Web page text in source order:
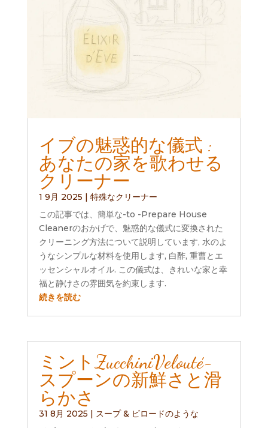
イブの魅惑的な儀式 :
あなたの家を歌わせる
クリーナー
1 9月 2025 | 特殊なクリーナー
この記事では、簡単な-to -Prepare House
Cleanerのおかげで、魅惑的な儀式に変換された
クリーニング方法について説明しています, 水のよ
うなシンプルな材料を使用します, 白酢, 重曹とエ
ッセンシャルオイル. この儀式は、きれいな家と幸
福と静けさの雰囲気を約束します.
続きを読む
ミントZucchiniVelouté-
スプーンの新鮮さと滑
らかさ
31 8月 2025 | スープ & ビロードのような